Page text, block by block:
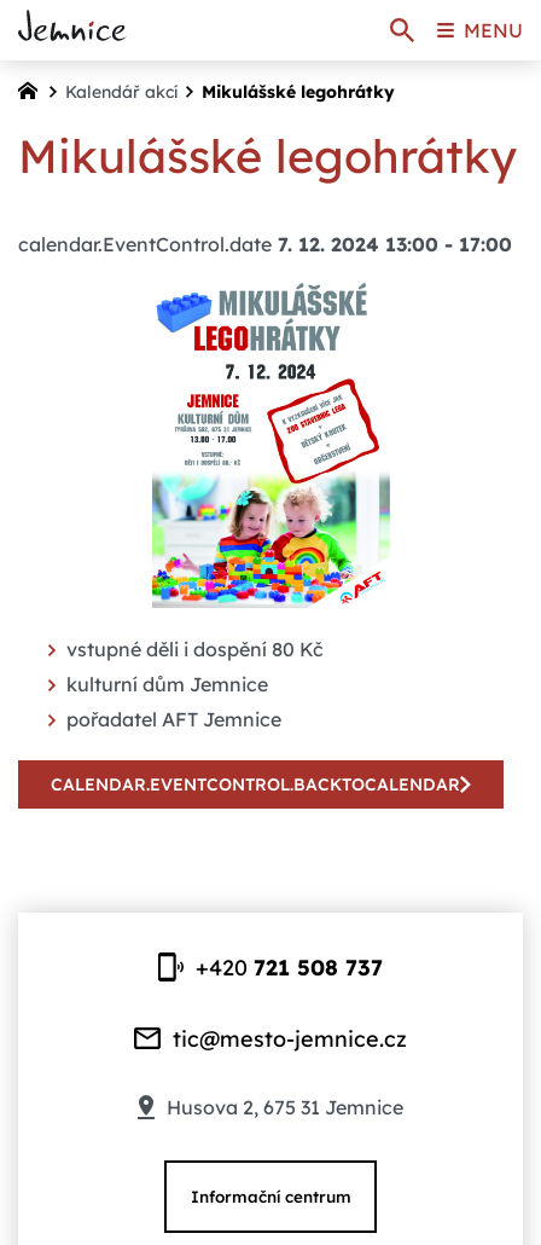
Kalendář akcí Mikulášské legohrátky
Mikulášské legohrátky
calendar.EventControl.date 7. 12. 2024 13:00 - 17:00
vstupné děli i dospění 80 Kč
kulturní dům Jemnice
pořadatel AFT Jemnice
CALENDAR.EVENTCONTROL.BACKTOCALENDAR
+420721 508 737
tic@mesto-jemnice.cz
Husova 2, 675 31 Jemnice
Informační centrum
MENU